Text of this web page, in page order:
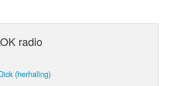
radio
(herhaling)